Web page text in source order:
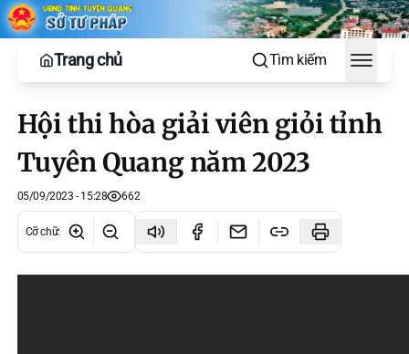
Trang chủ Tìm kiếm
Toggle
Hội thi hòa giải viên giỏi tỉnh
Tuyên Quang năm 2023
05/09/2023 - 15:28 662
Cỡ chữ: